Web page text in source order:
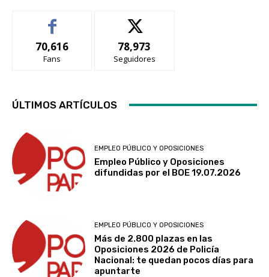
70,616
Fans
78,973
Seguidores
ÚLTIMOS ARTÍCULOS
EMPLEO PÚBLICO Y OPOSICIONES
Empleo Público y Oposiciones
difundidas por el BOE 19.07.2026
EMPLEO PÚBLICO Y OPOSICIONES
Más de 2.800 plazas en las
Oposiciones 2026 de Policía
Nacional: te quedan pocos días para
apuntarte